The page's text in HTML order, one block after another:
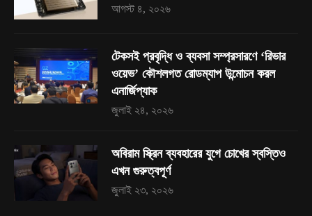
আগস্ট ৪, ২০২৬
টেকসই প্রবৃদ্ধি ও ব্যবসা সম্প্রসারণে ‘রিভার
ওয়েভ’ কৌশলগত রোডম্যাপ উন্মোচন করল
এনার্জিপ্যাক
জুলাই ২৪, ২০২৬
অবিরাম স্ক্রিন ব্যবহারের যুগে চোখের স্বস্তিও
এখন গুরুত্বপূর্ণ
জুলাই ২৩, ২০২৬